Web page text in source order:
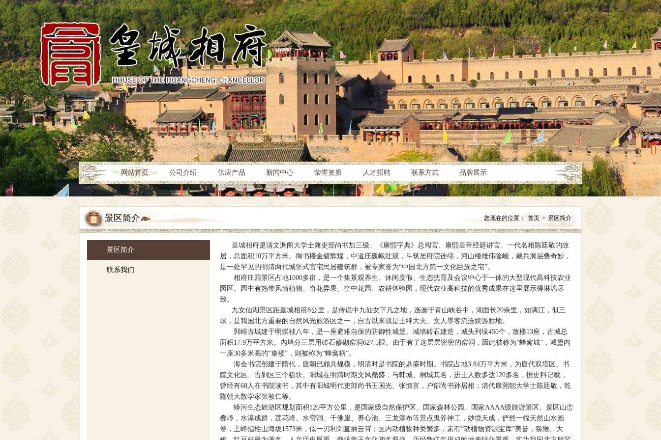
网站首页 公司介绍 供应产品 新闻中心 荣誉资质 人才招聘 联系方式 品牌展示
您现在的位置： 首页 > 景区简介
景区简介
景区简介
联系我们
皇城相府是清文渊阁大学士兼吏部尚书加三级、《康熙字典》总阅官、康熙皇帝经筵讲官、一代名相陈廷敬的故
居，总面积10万平方米。御书楼金碧辉煌，中道庄巍峨壮观，斗筑居府院连绵，河山楼雄伟险峻，藏兵洞层叠奇妙，
是一处罕见的明清两代城堡式官宅民居建筑群，被专家誉为“中国北方第一文化巨族之宅”。
相府庄园景区占地1000多亩，是一个集景观养生、休闲度假、生态抚育及会议中心于一体的大型现代高科技农业
园区。园中有热带风情植物、奇花异果、空中花园、农耕体验园，现代农业高科技的优秀成果在这里展示得淋漓尽
致。
九女仙湖景区距皇城相府8公里，是传说中九仙女下凡之地，迤逦于青山峡谷中，湖面长20余里，如漓江，似三
峡，是我国北方重要的自然风光旅游区之一，自古以来就是士绅大夫、文人墨客流连娱游胜地。
郭峪古城建于明崇祯八年，是一座避难自保的防御性城堡。城墙砖石建造，城头列垛450个，敌楼13座，古城总
面积17.9万平方米。内墙分三层用砖石修砌窑洞627.5眼。由于有了这层层密密的窑洞，因此被称为“蜂窝城”，城堡内
一座30多米高的“豫楼”，则被称为“蜂窝柄”。
海会书院创建于隋代，唐朝已颇具规模，明清时是书院的鼎盛时期。书院占地3.84万平方米，为唐代双塔区、书
院文化区、古刹区三个板块。阳城在明清时期文风鼎盛，与韩城、桐城其名，进士人数多达120多名，据史料记载，
曾经有68人在书院读书，其中有阳城明代吏部尚书王国光、张慎言，户部尚书孙居相；清代康熙朝大学士陈廷敬，乾
隆朝大数学家张敦仁等。
蟒河生态旅游区规划面积120平方公里，是国家级自然保护区、国家森林公园、国家AAAA级旅游景区。景区山峦
叠嶂，水瀑成群，莲花峰、水帘洞、千佛崖、养心池、三龙瀑布等景点鬼斧神工，妙境天成，俨然一幅天然山水画
卷，主峰指柱山海拔1573米，似一刃利剑直插云霄；区内动植物种类繁多，素有“动植物资源宝库”美誉，猕猴、大